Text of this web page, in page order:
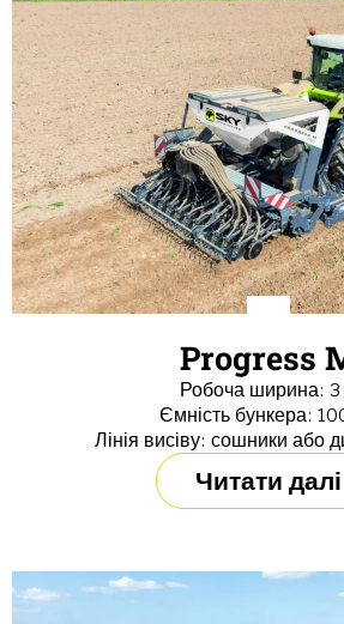
Progress
Робоча ширина:
Ємність бункера:
Лінія висіву: сошники або
Читати далі